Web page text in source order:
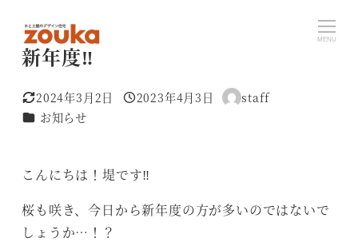
MENU
新年度‼︎
更新日
2024年3月2日
投稿日
2023年4月3日
著
staff
カテゴリー
お知らせ
こんにちは！堤です‼︎
桜も咲き、今日から新年度の方が多いのではないで
しょうか…！？